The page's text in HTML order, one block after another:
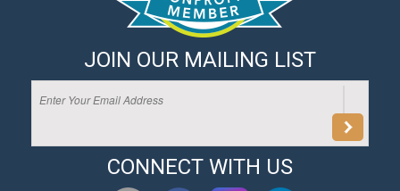
JOIN OUR MAILING LIST
CONNECT WITH US